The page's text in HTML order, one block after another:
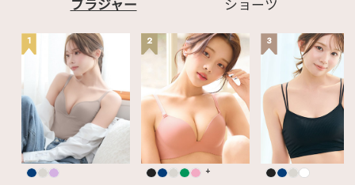
ブラジャー ショーツ
1 2
+
3